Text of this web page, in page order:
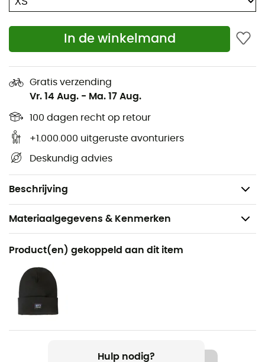
In de winkelmand
Gratis verzending
Vr. 14 Aug. - Ma. 17 Aug.
100 dagen recht op retour
+1.000.000 uitgeruste avonturiers
Deskundig advies
Beschrijving
Ademende, waterdichte en winddichte buitenjas
(100% gerecycled polyester)
Verstelbare capuchon op twee punten en hoge
Twee voorzakken op de buitenjas
Waterdichte jas met volledig getapete naden
Warme gewatteerde donsjas
Golvend zoomontwerp
Gewicht: 1216 g
Materiaalgegevens & Kenmerken
Aanbevolen voor
Dagelijks Leven
Voor
Dames
Gewicht
Product(en) gekoppeld aan dit item
Hulp nodig?